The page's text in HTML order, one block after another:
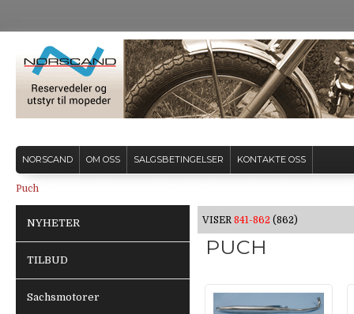
NORSCAND OM OSS SALGSBETINGELSER KONTAKTE OSS
Puch
NYHETER
TILBUD
Sachsmotorer
VISER 841-862 (862)
PUCH